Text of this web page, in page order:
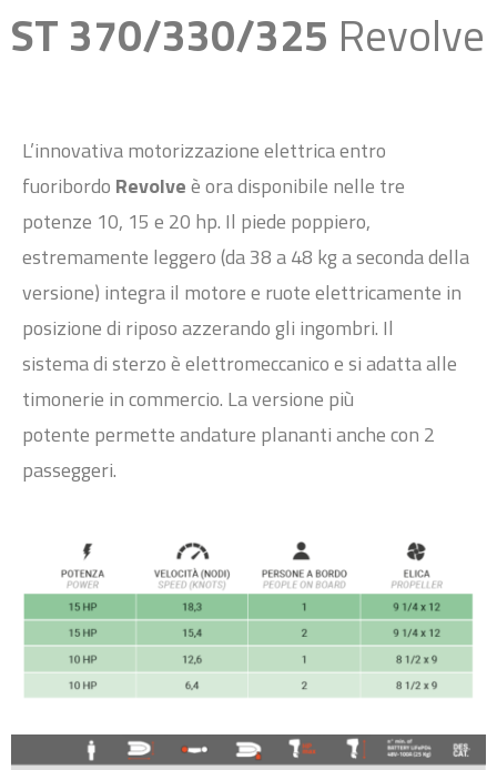
ST 370/330/325 Revolve
L’innovativa motorizzazione elettrica entro
fuoribordo Revolveè ora disponibile nelle tre
potenze 10, 15 e 20 hp. Il piede poppiero,
estremamente leggero (da 38 a 48 kg a seconda della
versione) integra il motore e ruote elettricamente in
posizione di riposo azzerando gli ingombri. Il
sistemadi sterzo è elettromeccanico e si adatta alle
timonerie in commercio. La versione più
potente permette andature plananti anche con 2
passeggeri.